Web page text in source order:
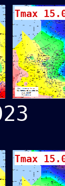
Tmax
Tmax